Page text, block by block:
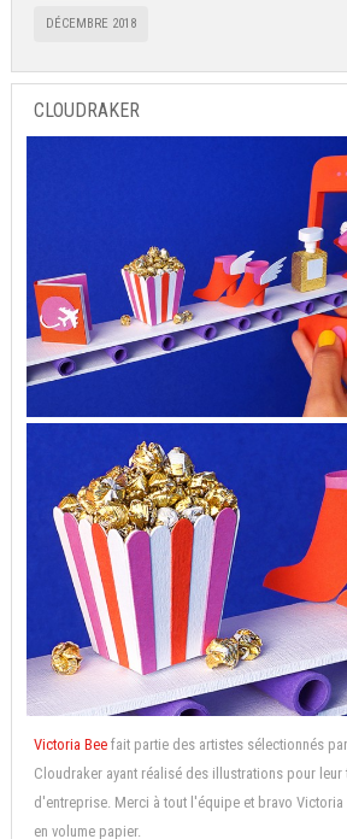
DÉCEMBRE 2018
CLOUDRAKER
Victoria Bee fait partie des artistes sélectionnés
Cloudraker ayant réalisé des illustrations pour leur
d'entreprise. Merci à tout l'équipe et bravo
en volume papier.